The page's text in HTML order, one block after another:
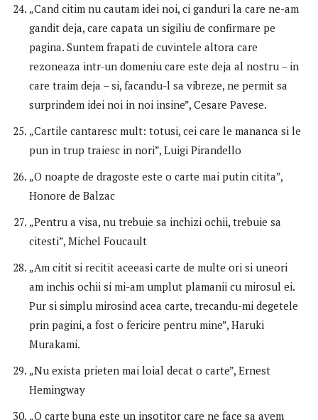
„Cand citim nu cautam idei noi, ci ganduri la care ne-am
gandit deja, care capata un sigiliu de confirmare pe
pagina. Suntem frapati de cuvintele altora care
rezoneaza intr-un domeniu care este deja al nostru – in
care traim deja – si, facandu-l sa vibreze, ne permit sa
surprindem idei noi in noi insine”, Cesare Pavese.
„Cartile cantaresc mult: totusi, cei care le mananca si le
pun in trup traiesc in nori”, Luigi Pirandello
„O noapte de dragoste este o carte mai putin citita”,
Honore de Balzac
„Pentru a visa, nu trebuie sa inchizi ochii, trebuie sa
citesti”, Michel Foucault
„Am citit si recitit aceeasi carte de multe ori si uneori
am inchis ochii si mi-am umplut plamanii cu mirosul ei.
Pur si simplu mirosind acea carte, trecandu-mi degetele
prin pagini, a fost o fericire pentru mine”, Haruki
Murakami.
„Nu exista prieten mai loial decat o carte”, Ernest
Hemingway
„O carte buna este un insotitor care ne face sa avem